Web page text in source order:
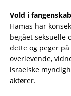
Vold i fangenskab
Hamas har
begået seksuelle
dette og peger
overlevende,
israelske
aktører.